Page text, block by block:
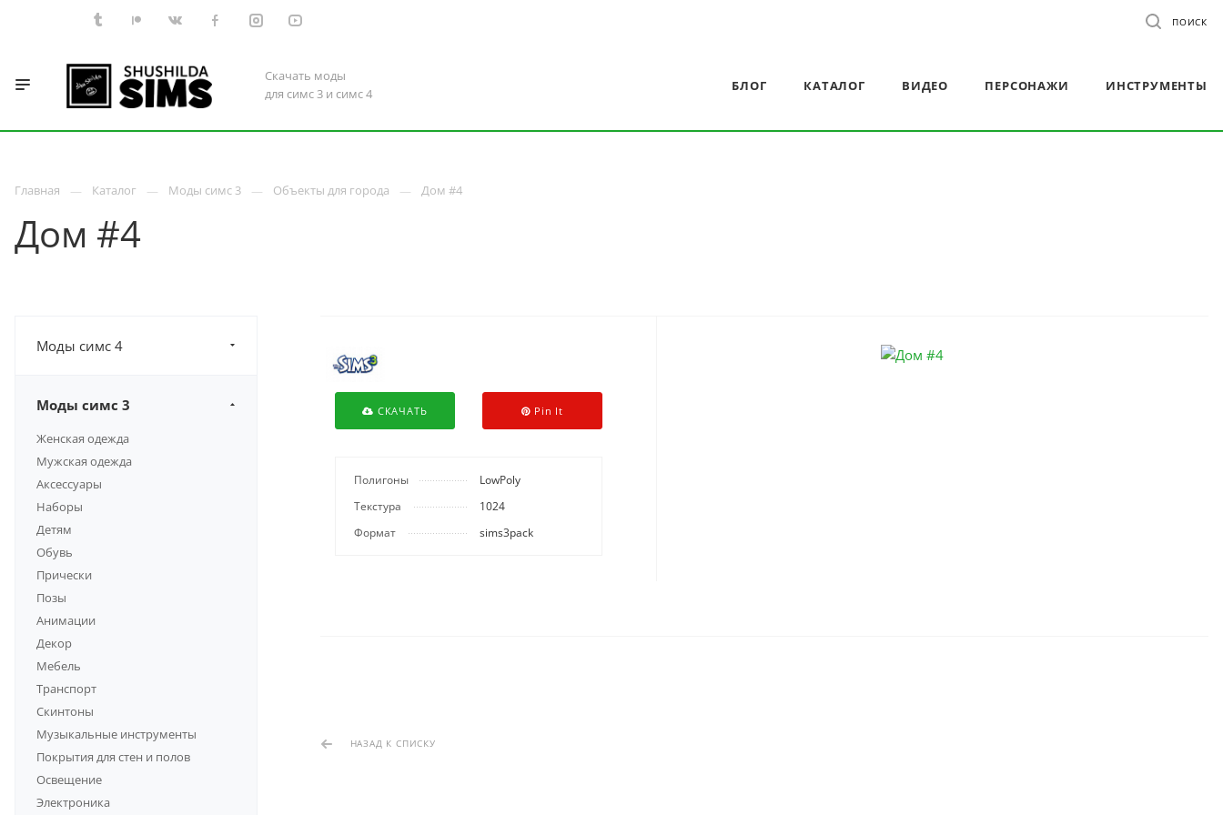
ПОИСК
Скачать моды
для симс 3 и симс 4
БЛОГ КАТАЛОГ ВИДЕО ПЕРСОНАЖИ ИНСТРУМЕНТЫ
Главная Каталог Моды симс 3 Объекты для города Дом #4
Дом #4
Моды симс 4
Моды симс 3
Женская одежда
Мужская одежда
Аксессуары
Наборы
Детям
Обувь
Прически
Позы
Анимации
Декор
Мебель
Транспорт
Скинтоны
Музыкальные инструменты
Покрытия для стен и полов
Освещение
Электроника
СКАЧАТЬ Pin It
Полигоны
LowPoly
Текстура
1024
Формат
sims3pack
НАЗАД К СПИСКУ